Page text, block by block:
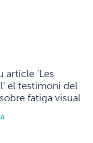
article ‘Les
el testimoni del
fatiga visual